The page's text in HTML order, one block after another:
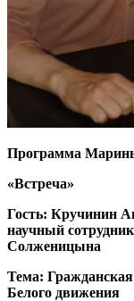
Программа
«Встреча»
Гость: Кручинин
научный
Солженицына
Тема:
Белого движения